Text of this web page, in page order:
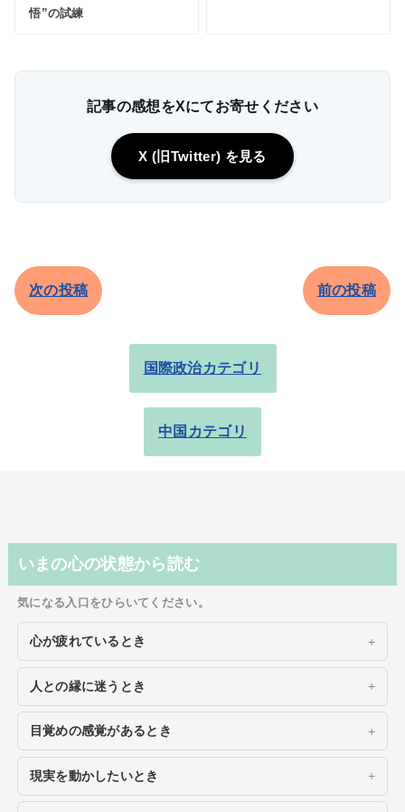
悟”の試練
記事の感想をXにてお寄せください
X (旧Twitter) を見る
次の投稿 前の投稿
国際政治カテゴリ
中国カテゴリ
いまの心の状態から読む
気になる入口をひらいてください。
心が疲れているとき
人との縁に迷うとき
目覚めの感覚があるとき
現実を動かしたいとき